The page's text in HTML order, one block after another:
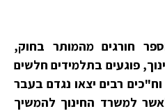
חורגים מהמותר בחוק,
פוגעים בתלמידים חלשים
רבים יצאו נגדם בעבר
למשרד החינוך להמשיך